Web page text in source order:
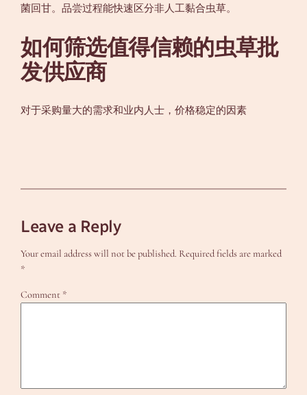
菌回甘。品尝过程能快速区分非人工黏合虫草。
如何筛选值得信赖的虫草批
发供应商
对于采购量大的需求和业内人士，价格稳定的因素
Leave a Reply
Your email address will not be published. Required fields are marked
*
Comment *